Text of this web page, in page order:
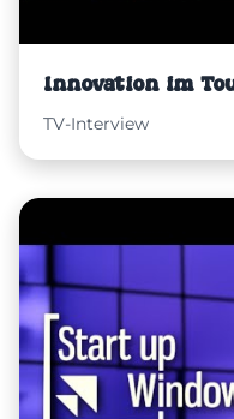
Innovation im
TV-Interview